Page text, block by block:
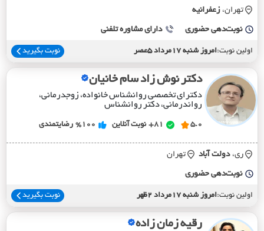
تهران، زعفرانيه
نوبت‌دهی حضوری دارای مشاوره تلفنی
اولین نوبت:امروز شنبه 17مرداد 5عصر نوبت بگیرید
دکتر نوش زاد سام خانیان
دکترای تخصصی روانشناس خانواده، زوجدرمانی،
رواندرمانی، دکتر روانشناس
5.0
81+ نوبت آنلاین %100 رضایتمندی
ری، دولت آباد تهران
نوبت‌دهی حضوری
اولین نوبت:امروز شنبه 17مرداد 2ظهر نوبت بگیرید
رقیه زمان زاده